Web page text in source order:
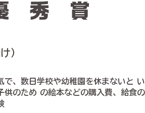
秀賞
）
、数日学校や幼稚園を休まないと い
のため の絵本などの購入費、給食